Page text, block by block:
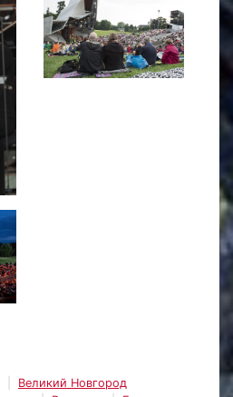
Великий Новгород